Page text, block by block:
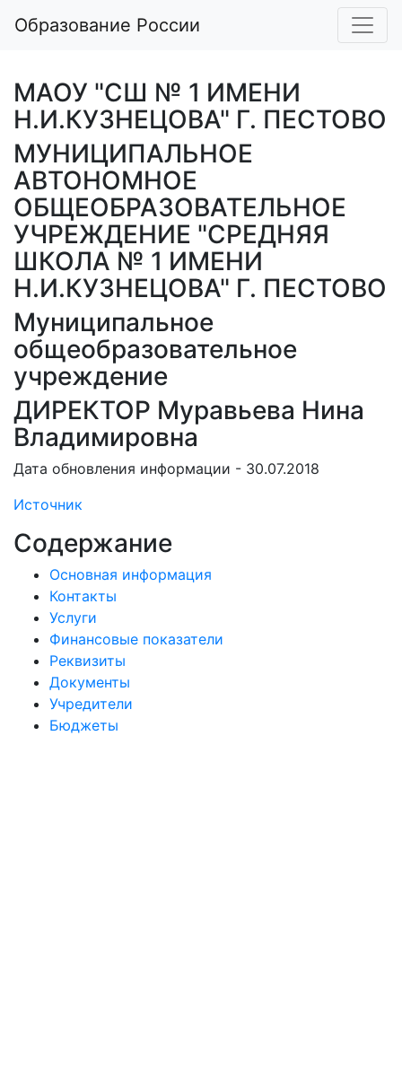
Образование России
МАОУ "СШ № 1 ИМЕНИ
Н.И.КУЗНЕЦОВА" Г. ПЕСТОВО
МУНИЦИПАЛЬНОЕ
АВТОНОМНОЕ
ОБЩЕОБРАЗОВАТЕЛЬНОЕ
УЧРЕЖДЕНИЕ "СРЕДНЯЯ
ШКОЛА № 1 ИМЕНИ
Н.И.КУЗНЕЦОВА" Г. ПЕСТОВО
Муниципальное
общеобразовательное
учреждение
ДИРЕКТОР Муравьева Нина
Владимировна
Дата обновления информации - 30.07.2018
Источник
Содержание
Основная информация
Контакты
Услуги
Финансовые показатели
Реквизиты
Документы
Учредители
Бюджеты